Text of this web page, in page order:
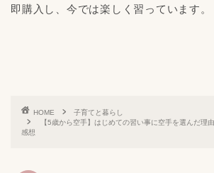
即購入し、今では楽しく習っています。
HOME
子育てと暮らし
【5歳から空手】はじめての習い事に空手を選んだ理
感想